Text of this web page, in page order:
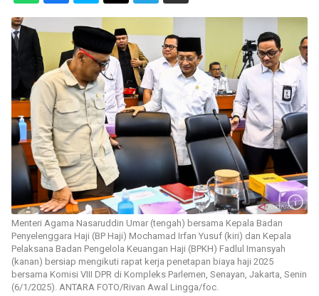
Menteri Agama Nasaruddin Umar (tengah) bersama Kepala Badan
Penyelenggara Haji (BP Haji) Mochamad Irfan Yusuf (kiri) dan Kepala
Pelaksana Badan Pengelola Keuangan Haji (BPKH) Fadlul Imansyah
(kanan) bersiap mengikuti rapat kerja penetapan biaya haji 2025
bersama Komisi VIII DPR di Kompleks Parlemen, Senayan, Jakarta, Senin
(6/1/2025). ANTARA FOTO/Rivan Awal Lingga/foc.